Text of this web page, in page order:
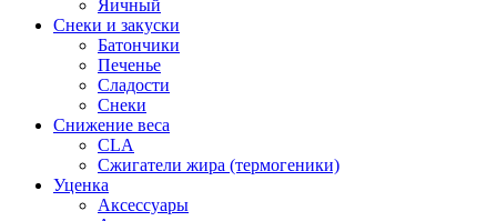
Яичный
Снеки и закуски
Батончики
Печенье
Сладости
Снеки
Снижение веса
CLA
Сжигатели жира (термогеники)
Уценка
Аксессуары